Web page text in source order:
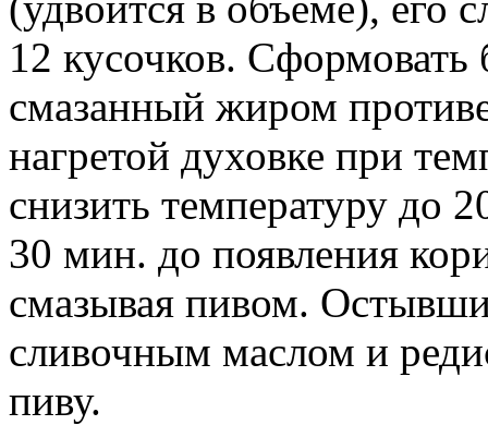
12 кусочков.
смазанный жиром
нагретой духовке при
снизить температуру до
30 мин. до появления
смазывая пивом.
сливочным маслом и
пиву.